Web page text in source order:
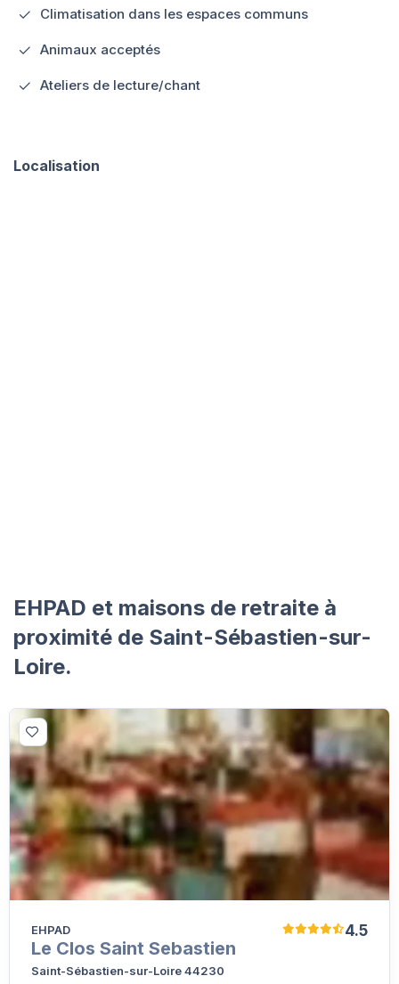
Climatisation dans les espaces communs
Animaux acceptés
Ateliers de lecture/chant
Localisation
EHPAD et maisons de retraite à
proximité de Saint-Sébastien-sur-
Loire.
4.5
EHPAD
Le Clos Saint Sebastien
Saint-Sébastien-sur-Loire 44230